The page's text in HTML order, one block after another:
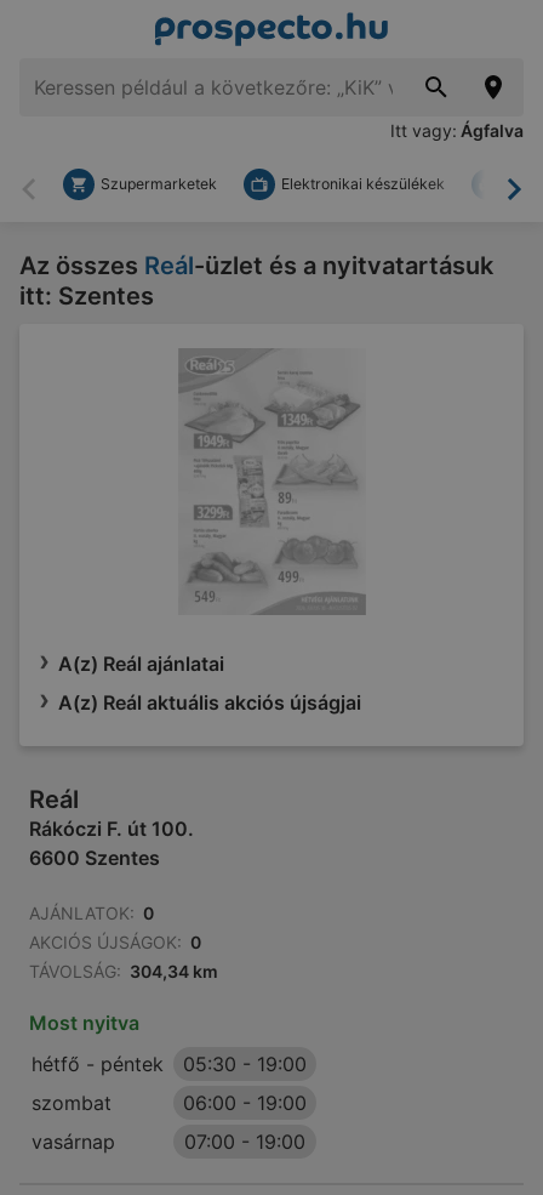
Itt vagy: Ágfalva
Vissza
Szupermarketek Elektronikai készülékek
Az összes Reál-üzlet és a nyitvatartásuk
itt: Szentes
A(z) Reál ajánlatai
A(z) Reál aktuális akciós újságjai
Reál
Rákóczi F. út 100.
6600 Szentes
AJÁNLATOK: 0
AKCIÓS ÚJSÁGOK: 0
TÁVOLSÁG: 304,34 km
Most nyitva
hétfő - péntek
05:30 - 19:00
szombat
06:00 - 19:00
vasárnap
07:00 - 19:00